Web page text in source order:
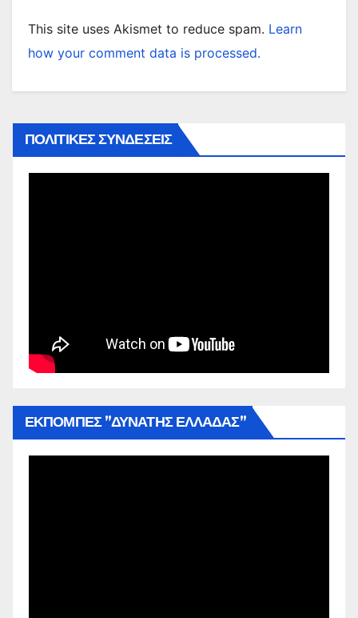
This site uses Akismet to reduce spam. Learn
how your comment data is processed.
ΠΟΛΙΤΙΚΕΣ ΣΥΝΔΕΣΕΙΣ
ΕΚΠΟΜΠΕΣ ”ΔΥΝΑΤΗΣ ΕΛΛΑΔΑΣ”